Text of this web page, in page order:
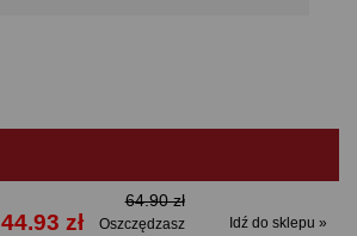
44.93 zł
64.90 zł
Oszczędzasz
Idź do sklepu »